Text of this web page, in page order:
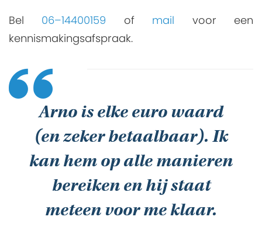
Bel 06–14400159 of mail voor een
kennismakingsafspraak.
Arno is elke euro waard
(en zeker betaalbaar). Ik
kan hem op alle manieren
bereiken en hij staat
meteen voor me klaar.